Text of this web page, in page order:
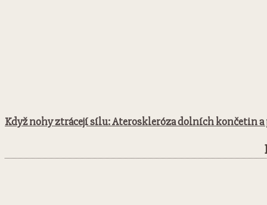
Když nohy ztrácejí sílu: Ateroskleróza dolních končetin